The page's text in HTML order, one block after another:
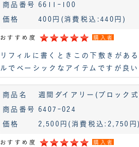
商品番号 6611-100
価格 400円 (消費税込:440円)
おすすめ度 購入者
リフィルに書くときこの下敷きがあ
ルでベーシックなアイテムですが良い
商品名 週間ダイアリー(ブロック
商品番号 6407-024
価格 2,500円 (消費税込:2,750円)
おすすめ度 購入者